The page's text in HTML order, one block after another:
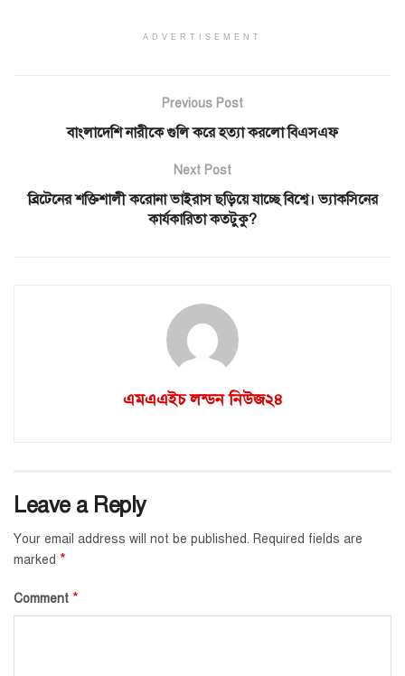
ADVERTISEMENT
Previous Post
বাংলাদেশি নারীকে গুলি করে হত্যা করলো বিএসএফ
Next Post
ব্রিটেনের শক্তিশালী করোনা ভাইরাস ছড়িয়ে যাচ্ছে বিশ্বে। ভ্যাকসিনের
কার্যকারিতা কতটুকু?
এমএএইচ লন্ডন নিউজ২৪
Leave a Reply
Your email address will not be published. Required fields are
marked *
Comment *